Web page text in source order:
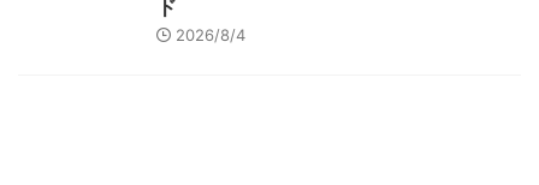
ド
2026/8/4